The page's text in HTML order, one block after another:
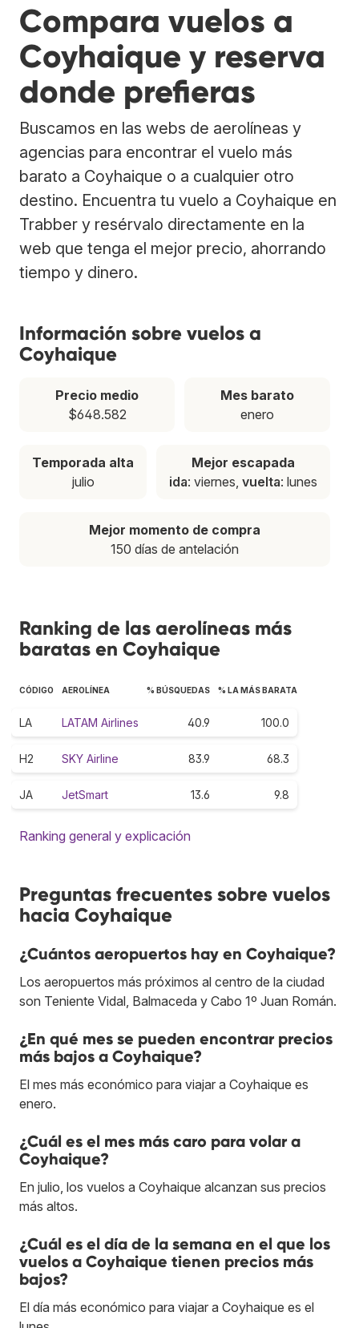
Compara vuelos a
Coyhaique y reserva
donde prefieras
Buscamos en las webs de aerolíneas y
agencias para encontrar el vuelo más
barato a Coyhaique o a cualquier otro
destino. Encuentra tu vuelo a Coyhaique en
Trabber y resérvalo directamente en la
web que tenga el mejor precio, ahorrando
tiempo y dinero.
Información sobre vuelos a
Coyhaique
Precio medio
$648.582
Mes barato
enero
Temporada alta
julio
Mejor escapada
ida: viernes, vuelta: lunes
Mejor momento de compra
150 días de antelación
Ranking de las aerolíneas más
baratas en Coyhaique
CÓDIGO AEROLÍNEA % BÚSQUEDAS % LA MÁS BARATA
LA LATAM Airlines 40.9 100.0
H2 SKY Airline 83.9 68.3
JA JetSmart 13.6 9.8
Ranking general y explicación
Preguntas frecuentes sobre vuelos
hacia Coyhaique
¿Cuántos aeropuertos hay en Coyhaique?
Los aeropuertos más próximos al centro de la ciudad
son Teniente Vidal, Balmaceda y Cabo 1º Juan Román.
¿En qué mes se pueden encontrar precios
más bajos a Coyhaique?
El mes más económico para viajar a Coyhaique es
enero.
¿Cuál es el mes más caro para volar a
Coyhaique?
En julio, los vuelos a Coyhaique alcanzan sus precios
más altos.
¿Cuál es el día de la semana en el que los
vuelos a Coyhaique tienen precios más
bajos?
El día más económico para viajar a Coyhaique es el